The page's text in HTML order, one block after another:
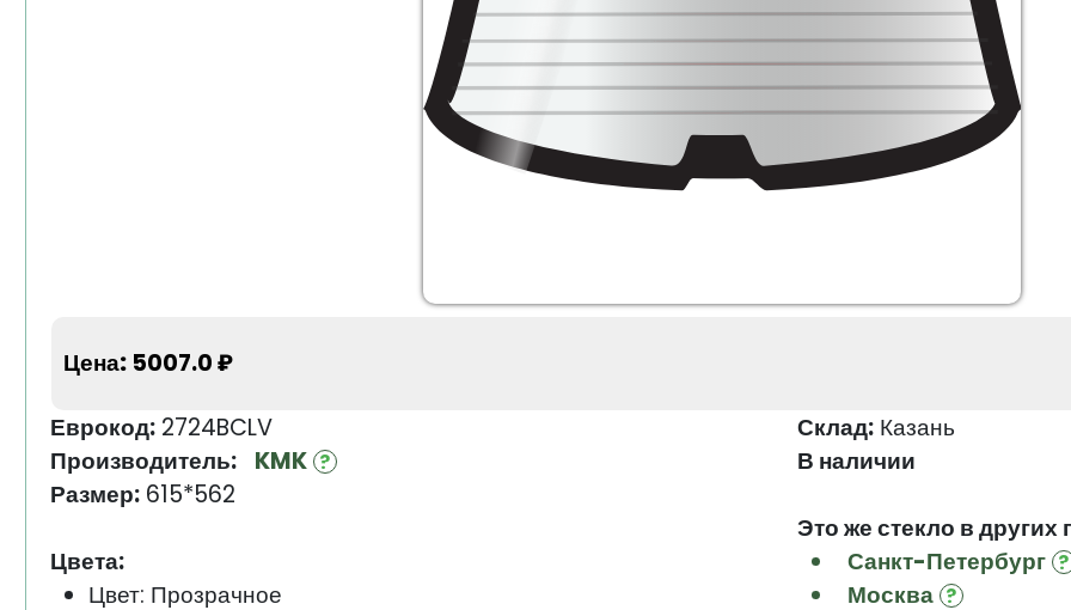
Цена:5007.0 ₽
Еврокод:2724BCLV
Производитель:
KMK
Размер:615*562
Цвета:
Цвет: Прозрачное
Склад:Казань
В наличии
Это же стекло в других
Санкт-Петербург
Москва